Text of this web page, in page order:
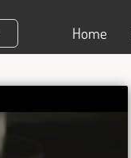
Home